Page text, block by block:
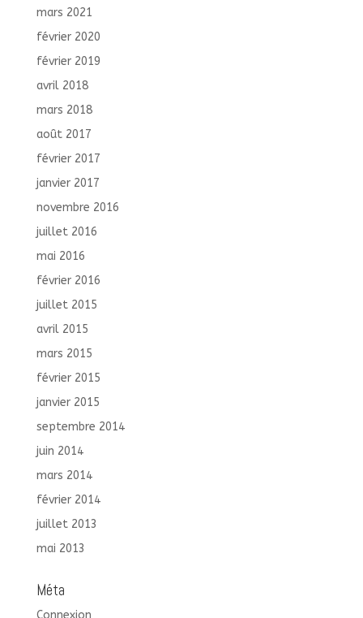
mars 2021
février 2020
février 2019
avril 2018
mars 2018
août 2017
février 2017
janvier 2017
novembre 2016
juillet 2016
mai 2016
février 2016
juillet 2015
avril 2015
mars 2015
février 2015
janvier 2015
septembre 2014
juin 2014
mars 2014
février 2014
juillet 2013
mai 2013
Méta
Connexion